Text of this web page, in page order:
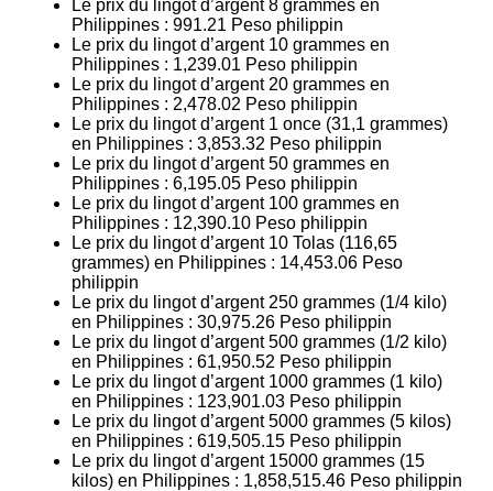
Le prix du lingot d’argent 8 grammes en
Philippines : 991.21 Peso philippin
Le prix du lingot d’argent 10 grammes en
Philippines : 1,239.01 Peso philippin
Le prix du lingot d’argent 20 grammes en
Philippines : 2,478.02 Peso philippin
Le prix du lingot d’argent 1 once (31,1 grammes)
en Philippines : 3,853.32 Peso philippin
Le prix du lingot d’argent 50 grammes en
Philippines : 6,195.05 Peso philippin
Le prix du lingot d’argent 100 grammes en
Philippines : 12,390.10 Peso philippin
Le prix du lingot d’argent 10 Tolas (116,65
grammes) en Philippines : 14,453.06 Peso
philippin
Le prix du lingot d’argent 250 grammes (1/4 kilo)
en Philippines : 30,975.26 Peso philippin
Le prix du lingot d’argent 500 grammes (1/2 kilo)
en Philippines : 61,950.52 Peso philippin
Le prix du lingot d’argent 1000 grammes (1 kilo)
en Philippines : 123,901.03 Peso philippin
Le prix du lingot d’argent 5000 grammes (5 kilos)
en Philippines : 619,505.15 Peso philippin
Le prix du lingot d’argent 15000 grammes (15
kilos) en Philippines : 1,858,515.46 Peso philippin